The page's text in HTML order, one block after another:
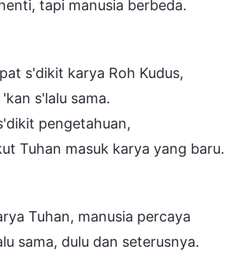
tapi manusia berbeda.
s'dikit karya Roh Kudus,
s'lalu sama.
pengetahuan,
Tuhan masuk karya yang baru.
Tuhan, manusia percaya
sama, dulu dan seterusnya.